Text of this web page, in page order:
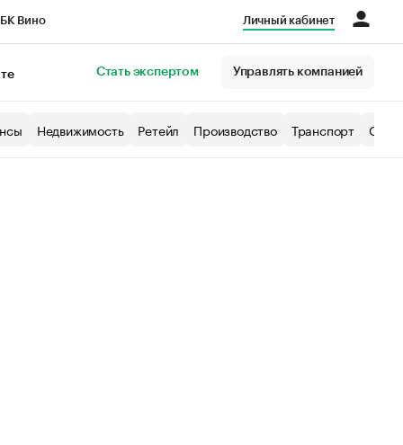
Вино Личный кабинет
Стать экспертом Управлять компанией
Недвижимость Ретейл Производство Транспорт